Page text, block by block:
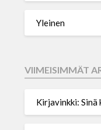
Yleinen
VIIMEISIMMÄT
Kirjavinkki: